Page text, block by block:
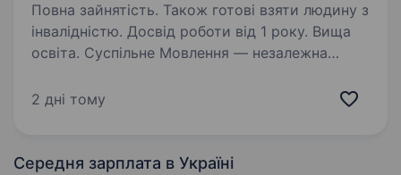
Повна зайнятість. Також готові взяти людину з
інвалідністю. Досвід роботи від 1 року. Вища
освіта. Суспільне Мовлення — незалежна
телевізійне, радійне та цифрове мовлення.
інформацію. Завдяки широкій…
2 дні тому
Середня зарплата в Україні